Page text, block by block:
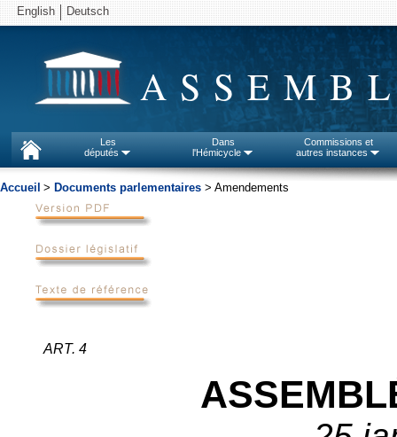
English Deutsch
Les
députés
Dans
l'Hémicycle
Commissions et
autres instances
Accueil > Documents parlementaires > Amendements
ART. 4